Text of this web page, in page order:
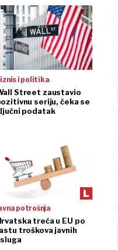
i politika
Street zaustavio
seriju, čeka se
podatak
potrošnja
treća u EU po
troškova javnih